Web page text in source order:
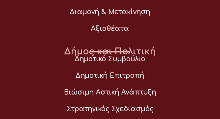
Διαμονή & Μετακίνηση
Αξιοθέατα
Δήμος και Πολιτική
Δημοτικό Συμβούλιο
Δημοτική Επιτροπή
Βιώσιμη Αστική Ανάπτυξη
Στρατηγικός Σχεδιασμός